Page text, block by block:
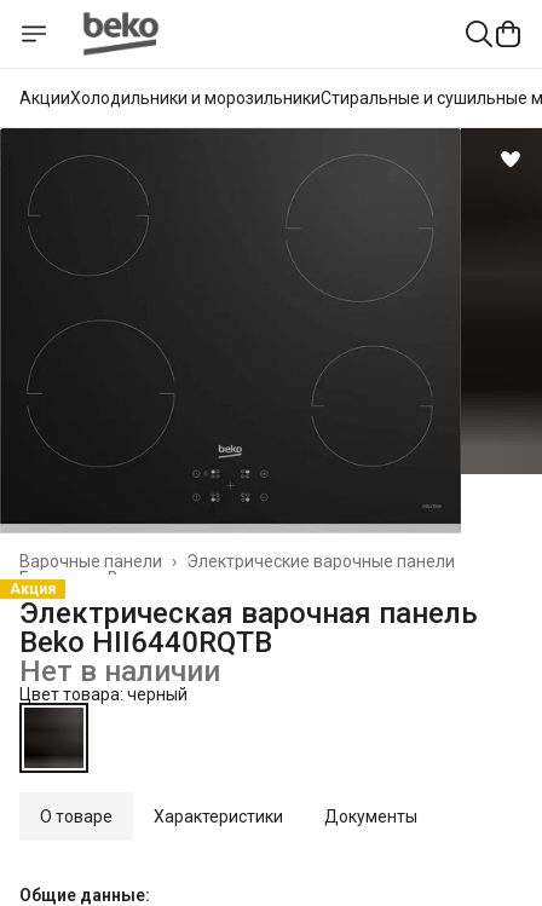
АкцииХолодильники и морозильникиСтиральные и сушильные
Электрические варочные панели
Варочные панели
›
Встраиваемая техника
Главная
Акция
Электрическая варочная панель
Beko HII6440RQTB
Нет в наличии
Цвет товара: черный
О товаре Характеристики Документы
Общие данные: